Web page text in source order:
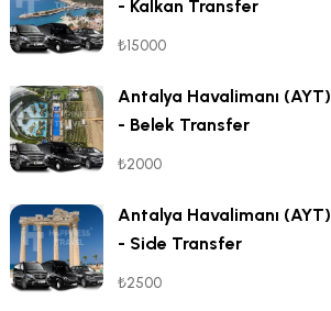
- Kalkan Transfer
₺15000
Antalya Havalimanı (AYT)
- Belek Transfer
₺2000
Antalya Havalimanı (AYT)
- Side Transfer
₺2500